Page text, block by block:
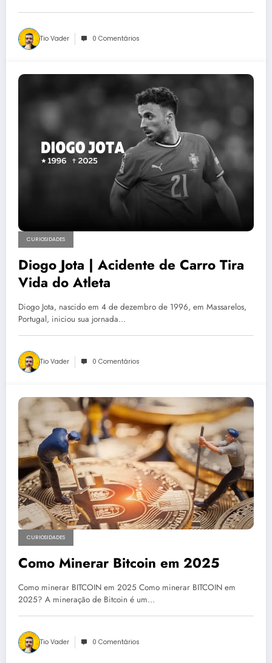
Tio Vader 0 Comentários
CURIOSIDADES
Diogo Jota | Acidente de Carro Tira
Vida do Atleta
Diogo Jota, nascido em 4 de dezembro de 1996, em Massarelos,
Portugal, iniciou sua jornada…
Tio Vader 0 Comentários
CURIOSIDADES
Como Minerar Bitcoin em 2025
Como minerar BITCOIN em 2025 Como minerar BITCOIN em
2025? A mineração de Bitcoin é um…
Tio Vader 0 Comentários